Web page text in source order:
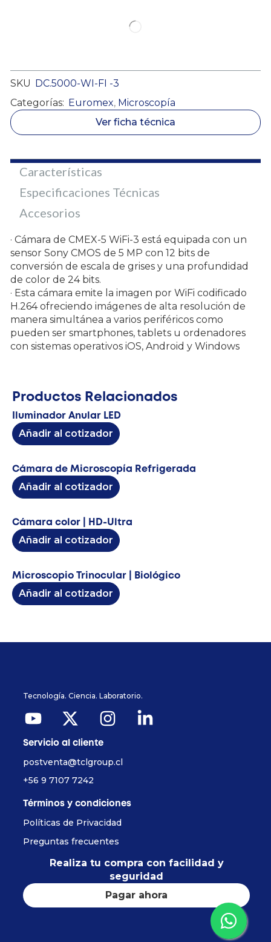
SKU DC.5000-WI-FI -3
Categorías: Euromex, Microscopía
Ver ficha técnica
Características
Especificaciones Técnicas
Accesorios
· Cámara de CMEX-5 WiFi-3 está equipada con un
sensor Sony CMOS de 5 MP con 12 bits de
conversión de escala de grises y una profundidad
de color de 24 bits.
· Esta cámara emite la imagen por WiFi codificado
H.264 ofreciendo imágenes de alta resolución de
manera simultánea a varios periféricos como
pueden ser smartphones, tablets u ordenadores
con sistemas operativos iOS, Android y Windows
Productos Relacionados
Iluminador Anular LED
Añadir al cotizador
Cámara de Microscopía Refrigerada
Añadir al cotizador
Cámara color | HD-Ultra
Añadir al cotizador
Microscopio Trinocular | Biológico
Añadir al cotizador
Tecnología. Ciencia. Laboratorio.
Servicio al cliente
postventa@tclgroup.cl
+56 9 7107 7242
Términos y condiciones
Políticas de Privacidad
Preguntas frecuentes
Realiza tu compra con facilidad y
seguridad
Pagar ahora